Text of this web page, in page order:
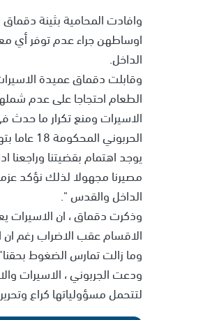
وافادت المحامية بثينة
اوساطهن جراء عدم توفر أي
الداخل.
وقابلت دقماق عميدة الاسيرات
الطعام احتجاجا على عدم
الاسيرات ومنع تكرار ما حدث
يوجد اهتمام بقضيتنا
مصيرنا مجهولا لذلك نؤكد
الداخل والقدس ".
وذكرت دقماق ، ان الاسيرات
الاقسام عقب الاضراب رغم
وما زالت تمارس الضغوط
ودعت الجربوني ، الاسيرات
لتتحمل مسؤولياتها كراع